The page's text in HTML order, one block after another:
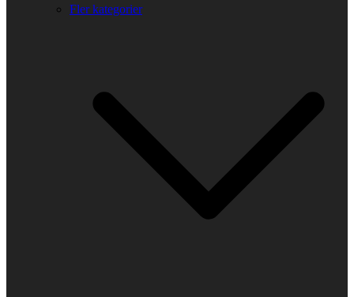
Fler kategorier